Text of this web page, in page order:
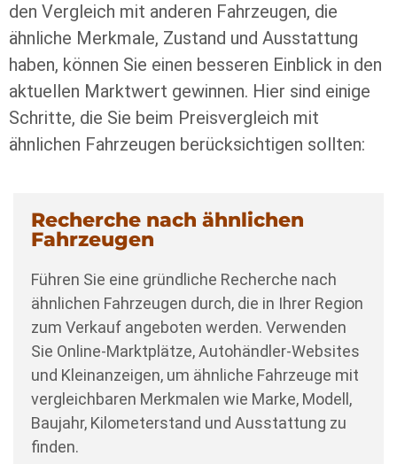
den Vergleich mit anderen Fahrzeugen, die
ähnliche Merkmale, Zustand und Ausstattung
haben, können Sie einen besseren Einblick in den
aktuellen Marktwert gewinnen. Hier sind einige
Schritte, die Sie beim Preisvergleich mit
ähnlichen Fahrzeugen berücksichtigen sollten:
Recherche nach ähnlichen
Fahrzeugen
Führen Sie eine gründliche Recherche nach
ähnlichen Fahrzeugen durch, die in Ihrer Region
zum Verkauf angeboten werden. Verwenden
Sie Online-Marktplätze, Autohändler-Websites
und Kleinanzeigen, um ähnliche Fahrzeuge mit
vergleichbaren Merkmalen wie Marke, Modell,
Baujahr, Kilometerstand und Ausstattung zu
finden.